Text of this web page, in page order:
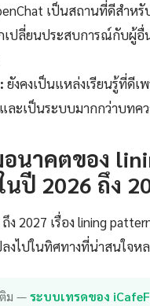
เป็นสถานที่ดีสำห
ปลี่ยนประสบการณ์กับผู้อื่
ยังคงเป็นแหล่งเรียนรู้ที่ดีเ
ละเป็นระบบมากกว่าบทค
นาคตของ
นปี 2026 ถึง
ง 2027 เรื่อง lining
งไปในทิศทางที่น่าสนใจห
ติม —ระบบเทรดของ